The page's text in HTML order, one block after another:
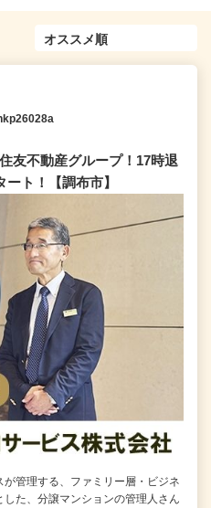
友不動産グループ！17時退
ト！【調布市】
管理する、ファミリー層・ビジネ
した、分譲マンションの管理人さん